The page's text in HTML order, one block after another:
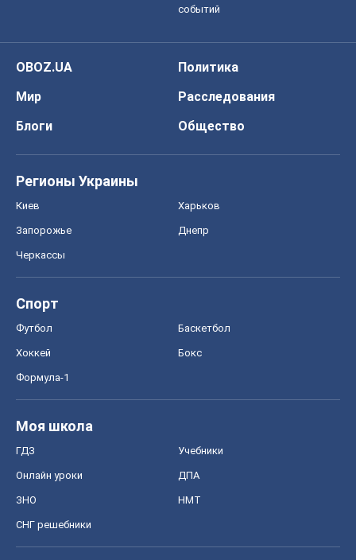
событий
OBOZ.UA
Политика
Мир
Расследования
Блоги
Общество
Регионы Украины
Киев Харьков
Запорожье Днепр
Черкассы
Спорт
Футбол Баскетбол
Хоккей Бокс
Формула-1
Моя школа
ГДЗ Учебники
Онлайн уроки ДПА
ЗНО НМТ
СНГ решебники